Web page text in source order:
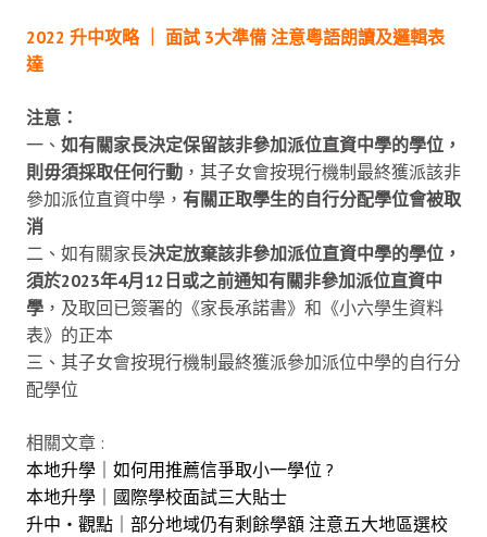
2022 升中攻略 ｜ 面試 3大準備 注意粵語朗讀及邏輯表
達
注意：
一、 如有關家長決定保留該非參加派位直資中學的學位，
則毋須採取任何行動 ，其子女會按現行機制最終獲派該非
參加派位直資中學， 有關正取學生的自行分配學位會被取
消
二、如有關家長決定放棄該非參加派位直資中學的學位，
須於2023年4月12日或之前通知有關非參加派位直資中
學 ，及取回已簽署的《家長承諾書》和《小六學生資料
表》的正本
三、其子女會按現行機制最終獲派參加派位中學的自行分
配學位
相關文章 :
本地升學｜如何用推薦信爭取小一學位 ?
本地升學｜國際學校面試三大貼士
升中・觀點｜部分地域仍有剩餘學額 注意五大地區選校